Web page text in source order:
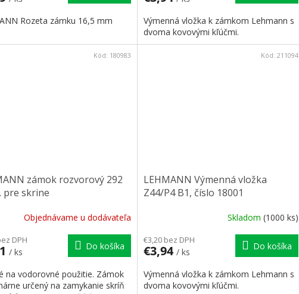
Rozeta zámku 16,5 mm
Výmenná vložka k zámkom Lehmann s
dvoma kovovými kľúčmi.
zámok rozvorový 292
pre skrine
Objednávame u dodávateľa
DPH
/ ks
Do košíka
na vodorovné použitie. Zámok
určený na zamykanie skríň
Kód: 180983
LEHMANN Výmenná vložka
Z44/P4 B1, číslo 18001
Skladom (1000 ks)
€3,20 bez DPH
€3,94 / ks
Do košíka
Výmenná vložka k zámkom Lehmann s
dvoma kovovými kľúčmi.
Kód: 211094